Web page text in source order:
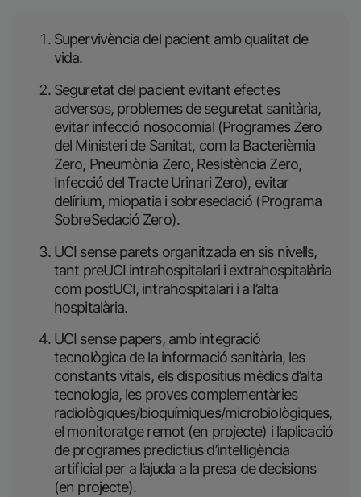
Supervivència del pacient amb qualitat de
vida.
Seguretat del pacient evitant efectes
adversos, problemes de seguretat sanitària,
evitar infecció nosocomial (Programes Zero
del Ministeri de Sanitat, com la Bacterièmia
Zero, Pneumònia Zero, Resistència Zero,
Infecció del Tracte Urinari Zero), evitar
delírium, miopatia i sobresedació (Programa
SobreSedació Zero).
UCI sense parets organitzada en sis nivells,
tant preUCI intrahospitalari i extrahospitalària
com postUCI, intrahospitalari i a l’alta
hospitalària.
UCI sense papers, amb integració
tecnològica de la informació sanitària, les
constants vitals, els dispositius mèdics d’alta
tecnologia, les proves complementàries
radiològiques/bioquímiques/microbiològiques,
el monitoratge remot (en projecte) i l’aplicació
de programes predictius d’intel·ligència
artificial per a l’ajuda a la presa de decisions
(en projecte).